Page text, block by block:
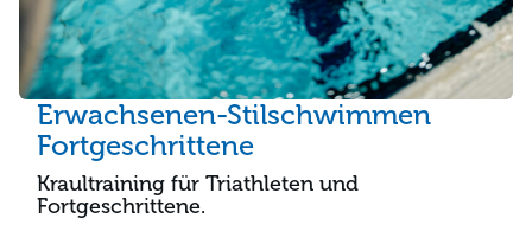
Erwachsenen-Stilschwimmen
Fortgeschrittene
Kraultraining für Triathleten und
Fortgeschrittene.